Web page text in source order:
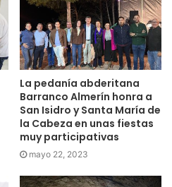
La pedanía abderitana
Barranco Almerín honra a
San Isidro y Santa María de
la Cabeza en unas fiestas
muy participativas
mayo 22, 2023